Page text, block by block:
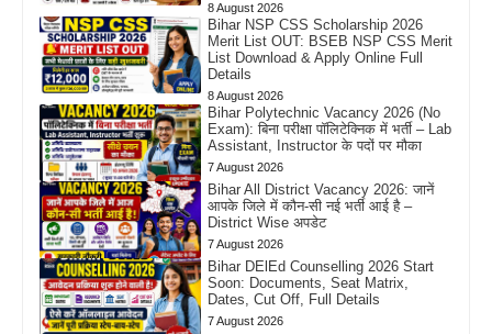
8 August 2026
Bihar NSP CSS Scholarship 2026
Merit List OUT: BSEB NSP CSS Merit
List Download & Apply Online Full
Details
8 August 2026
Bihar Polytechnic Vacancy 2026 (No
Exam): बिना परीक्षा पॉलिटेक्निक में भर्ती – Lab
Assistant, Instructor के पदों पर मौका
7 August 2026
Bihar All District Vacancy 2026: जानें
आपके जिले में कौन-सी नई भर्ती आई है –
District Wise अपडेट
7 August 2026
Bihar DElEd Counselling 2026 Start
Soon: Documents, Seat Matrix,
Dates, Cut Off, Full Details
7 August 2026